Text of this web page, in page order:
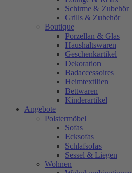
Schirme & Zubehör
Grills & Zubehör
Boutique
Porzellan & Glas
Haushaltswaren
Geschenkartikel
Dekoration
Badaccessoires
Heimtextilien
Bettwaren
Kinderartikel
Angebote
Polstermöbel
Sofas
Ecksofas
Schlafsofas
Sessel & Liegen
Wohnen